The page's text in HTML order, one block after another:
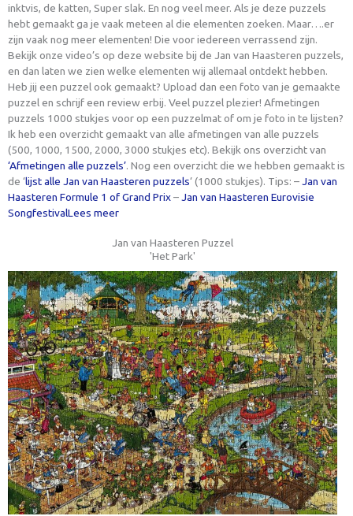
inktvis, de katten, Super slak. En nog veel meer. Als je deze puzzels
hebt gemaakt ga je vaak meteen al die elementen zoeken. Maar….er
zijn vaak nog meer elementen! Die voor iedereen verrassend zijn.
Bekijk onze video’s op deze website bij de Jan van Haasteren puzzels,
en dan laten we zien welke elementen wij allemaal ontdekt hebben.
Heb jij een puzzel ook gemaakt? Upload dan een foto van je gemaakte
puzzel en schrijf een review erbij. Veel puzzel plezier! Afmetingen
puzzels 1000 stukjes voor op een puzzelmat of om je foto in te lijsten?
Ik heb een overzicht gemaakt van alle afmetingen van alle puzzels
(500, 1000, 1500, 2000, 3000 stukjes etc). Bekijk ons overzicht van
‘Afmetingen alle puzzels’. Nog een overzicht die we hebben gemaakt is
de ‘lijst alle Jan van Haasteren puzzels‘ (1000 stukjes). Tips: –Jan van
Haasteren Formule 1 of Grand Prix–Jan van Haasteren Eurovisie
SongfestivalLees meer
Jan van Haasteren Puzzel
'Het Park'